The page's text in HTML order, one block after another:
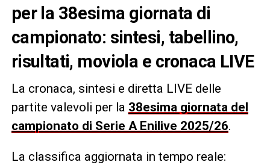
per la 38esima giornata di
campionato: sintesi, tabellino,
risultati, moviola e cronaca LIVE
La cronaca, sintesi e diretta LIVE delle
partite valevoli per la 38esima giornata del
campionato di Serie A Enilive 2025/26.
La classifica aggiornata in tempo reale: